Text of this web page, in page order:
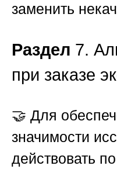
заменить
Раздел 7.
при заказе
🤝 Для
значимости
действовать